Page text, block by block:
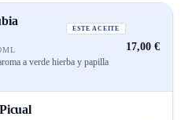
ESTE ACEITE
a verde hierba y papilla
17,00 €